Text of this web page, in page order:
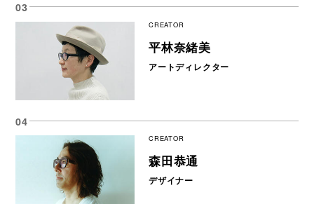
CREATOR
平林奈緒美
アートディレクター
CREATOR
森田恭通
デザイナー